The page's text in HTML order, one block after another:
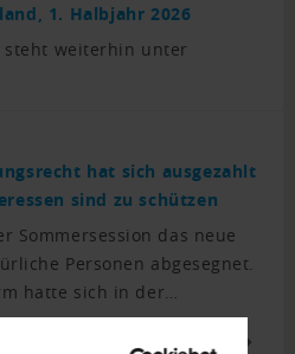
1. Halbjahr 2026
steht weiterhin unter
hat sich ausgezahlt
sind zu schützen
Sommersession das neue
Personen abgesegnet.
hatte sich in der…
WEITERE NEWS